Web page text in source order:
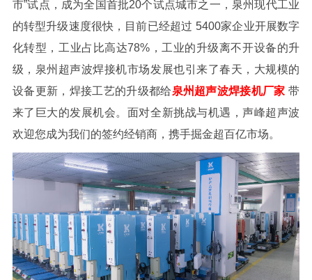
市”试点，成为全国首批20个试点城市之一，泉州现代工业
的转型升级速度很快，目前已经超过 5400家企业开展数字
化转型，工业占比高达78% ，工业的升级离不开设备的升
级，泉州超声波焊接机市场发展也引来了春天，大规模的
设备更新，焊接工艺的升级都给泉州超声波焊接机厂家 带
来了巨大的发展机会。面对全新挑战与机遇，声峰超声波
欢迎您成为我们的签约经销商，携手掘金超百亿市场。